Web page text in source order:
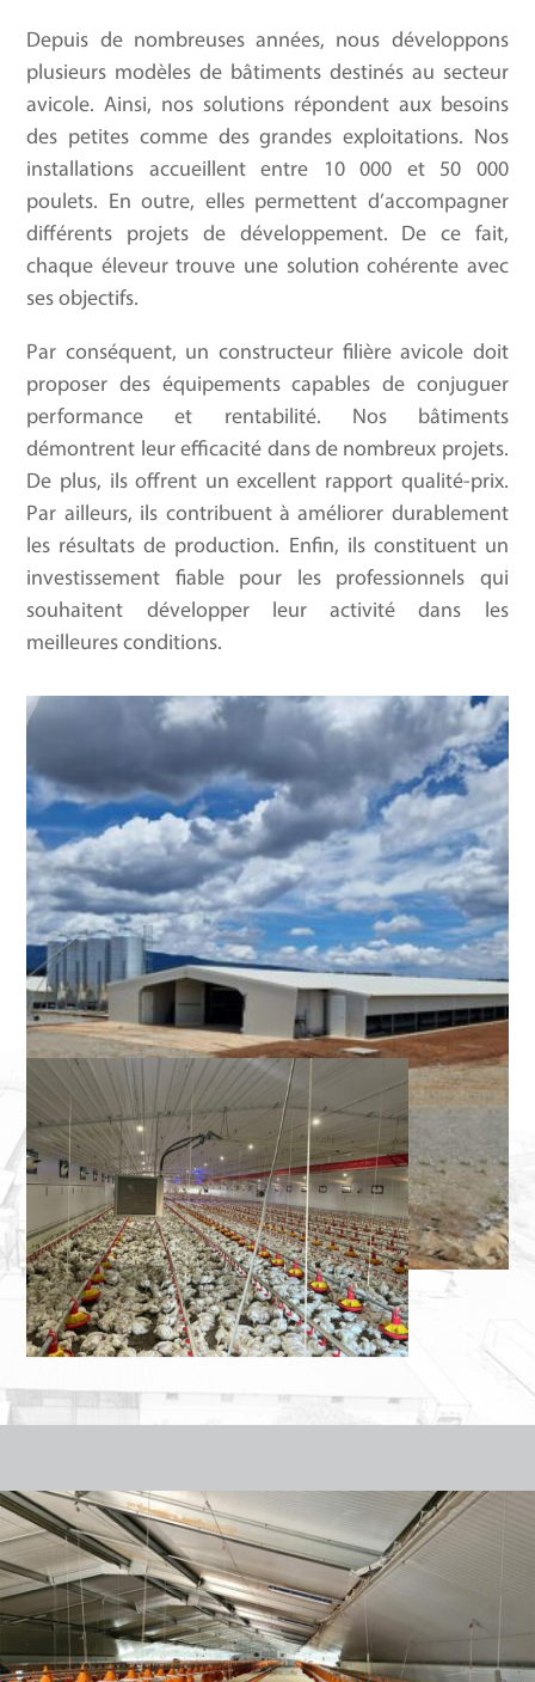
Depuis de nombreuses années, nous développons
plusieurs modèles de bâtiments destinés au secteur
avicole. Ainsi, nos solutions répondent aux besoins
des petites comme des grandes exploitations. Nos
installations accueillent entre 10 000 et 50 000
poulets. En outre, elles permettent d’accompagner
différents projets de développement. De ce fait,
chaque éleveur trouve une solution cohérente avec
ses objectifs.
Par conséquent, un constructeur filière avicole doit
proposer des équipements capables de conjuguer
performance et rentabilité. Nos bâtiments
démontrent leur efficacité dans de nombreux projets.
De plus, ils offrent un excellent rapport qualité-prix.
Par ailleurs, ils contribuent à améliorer durablement
les résultats de production. Enfin, ils constituent un
investissement fiable pour les professionnels qui
souhaitent développer leur activité dans les
meilleures conditions.